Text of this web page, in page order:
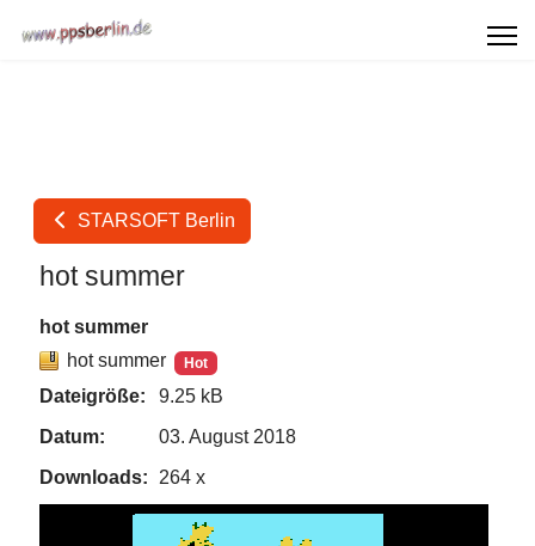
STARSOFT Berlin
hot summer
hot summer
hot summer
Hot
Dateigröße:
9.25 kB
Datum:
03. August 2018
Downloads:
264 x